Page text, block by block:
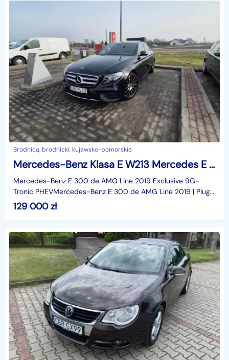
Brodnica, brodnicki, kujawsko-pomorskie
Mercedes-Benz Klasa E W213 Mercedes E 300 AMG Line Hybrid Diesel Plug- in
Mercedes-Benz E 300 de AMG Line 2019 Exclusive 9G-
Tronic PHEVMercedes-Benz E 300 de AMG Line 2019 | Plug-
in Hybrid Diesel | Prywatnie | Zadbany egzemplarzNa spr
129 000zł